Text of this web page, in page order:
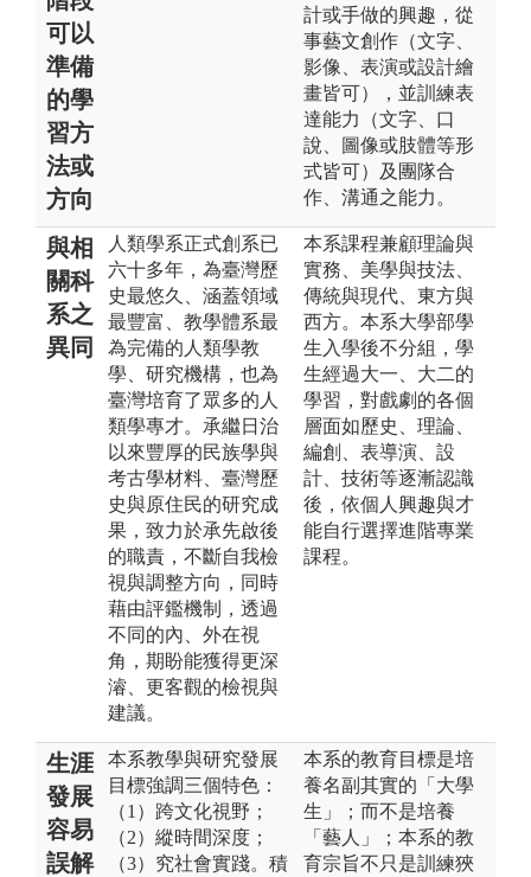
可以
準備
的學
習方
法或
方向
計或手做的興趣，從
事藝文創作（文字、
影像、表演或設計繪
畫皆可），並訓練表
達能力（文字、口
說、圖像或肢體等形
式皆可）及團隊合
作、溝通之能力。
與相
關科
系之
異同
人類學系正式創系已
六十多年，為臺灣歷
史最悠久、涵蓋領域
最豐富、教學體系最
為完備的人類學教
學、研究機構，也為
臺灣培育了眾多的人
類學專才。承繼日治
以來豐厚的民族學與
考古學材料、臺灣歷
史與原住民的研究成
果，致力於承先啟後
的職責，不斷自我檢
視與調整方向，同時
藉由評鑑機制，透過
不同的內、外在視
角，期盼能獲得更深
濬、更客觀的檢視與
建議。
本系課程兼顧理論與
實務、美學與技法、
傳統與現代、東方與
西方。本系大學部學
生入學後不分組，學
生經過大一、大二的
學習，對戲劇的各個
層面如歷史、理論、
編創、表導演、設
計、技術等逐漸認識
後，依個人興趣與才
能自行選擇進階專業
課程。
生涯
發展
容易
誤解
本系教學與研究發展
目標強調三個特色：
（1）跨文化視野；
（2）縱時間深度；
（3）究社會實踐。積
本系的教育目標是培
養名副其實的「大學
生」；而不是培養
「藝人」；本系的教
育宗旨不只是訓練狹